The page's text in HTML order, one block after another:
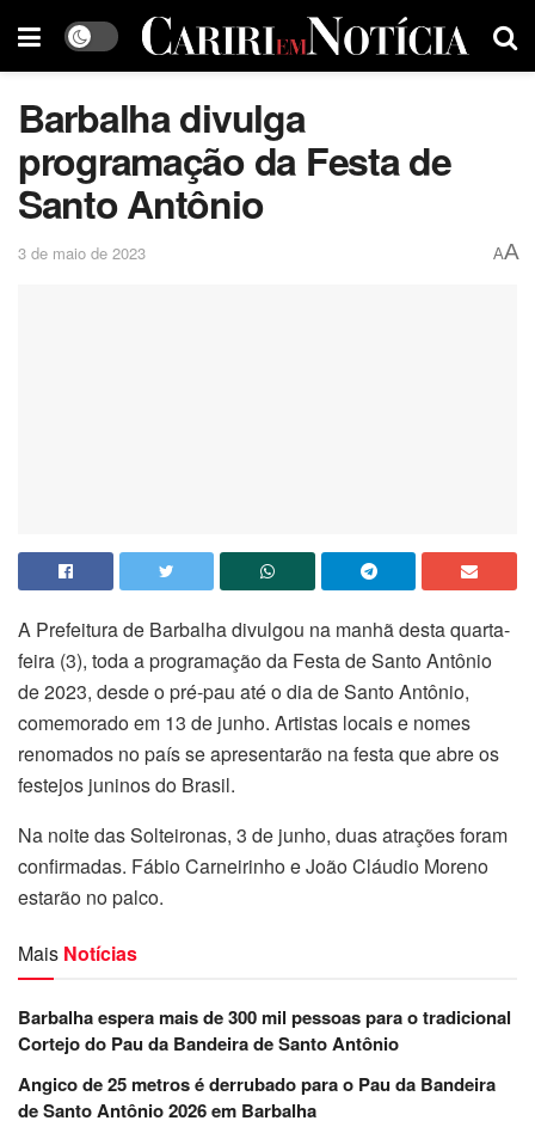
Barbalha divulga
programação da Festa de
Santo Antônio
3 de maio de 2023 AA
A Prefeitura de Barbalha divulgou na manhã desta quarta-
feira (3), toda a programação da Festa de Santo Antônio
de 2023, desde o pré-pau até o dia de Santo Antônio,
comemorado em 13 de junho. Artistas locais e nomes
renomados no país se apresentarão na festa que abre os
festejos juninos do Brasil.
Na noite das Solteironas, 3 de junho, duas atrações foram
confirmadas. Fábio Carneirinho e João Cláudio Moreno
estarão no palco.
Mais Notícias
Barbalha espera mais de 300 mil pessoas para o tradicional
Cortejo do Pau da Bandeira de Santo Antônio
Angico de 25 metros é derrubado para o Pau da Bandeira
de Santo Antônio 2026 em Barbalha